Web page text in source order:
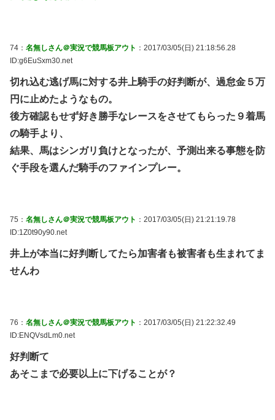
74： 名無しさん＠実況で競馬板アウト ：2017/03/05(日) 21:18:56.28
ID:g6EuSxm30.net
切れ込む逃げ馬に対する井上騎手の好判断が、過怠金５万
円に止めたようなもの。
後方確認もせず好き勝手なレースをさせてもらった９着馬
の騎手より、
結果、馬はシンガリ負けとなったが、予測出来る事態を防
ぐ手段を選んだ騎手のファインプレー。
75： 名無しさん＠実況で競馬板アウト ：2017/03/05(日) 21:21:19.78
ID:1Z0t90y90.net
井上が本当に好判断してたら加害者も被害者も生まれてま
せんわ
76： 名無しさん＠実況で競馬板アウト ：2017/03/05(日) 21:22:32.49
ID:ENQVsdLm0.net
好判断て
あそこまで必要以上に下げることが？